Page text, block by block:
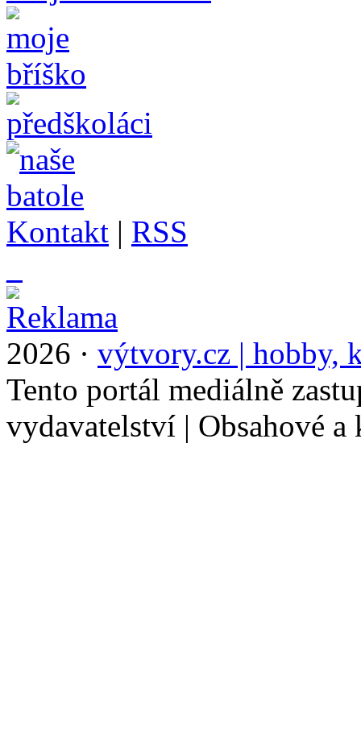
Kontakt | RSS
2026 · výtvory.cz | hobby,
Tento portál mediálně
vydavatelství | Obsahové